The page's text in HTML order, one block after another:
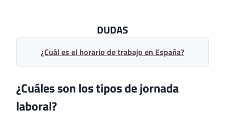
DUDAS
¿Cuál es el horario de trabajo en España?
¿Cuáles son los tipos de jornada
laboral?